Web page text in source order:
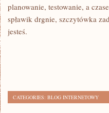
planowanie, testowanie, a
spławik drgnie, szczytówka
jesteś.
CATEGORIES: BLOG INTERNETOWY